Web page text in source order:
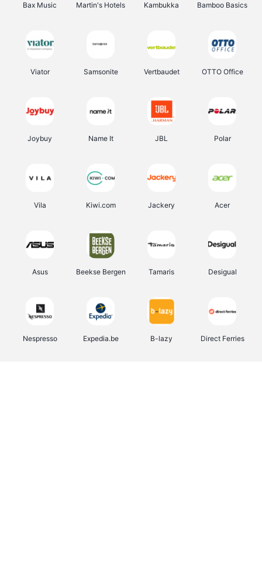
Bax Music Martin's Hotels Kambukka Bamboo Basics
Viator Samsonite Vertbaudet OTTO Office
Joybuy Name It JBL Polar
Vila Kiwi.com Jackery Acer
Asus Beekse Bergen Tamaris Desigual
Nespresso Expedia.be B-lazy Direct Ferries